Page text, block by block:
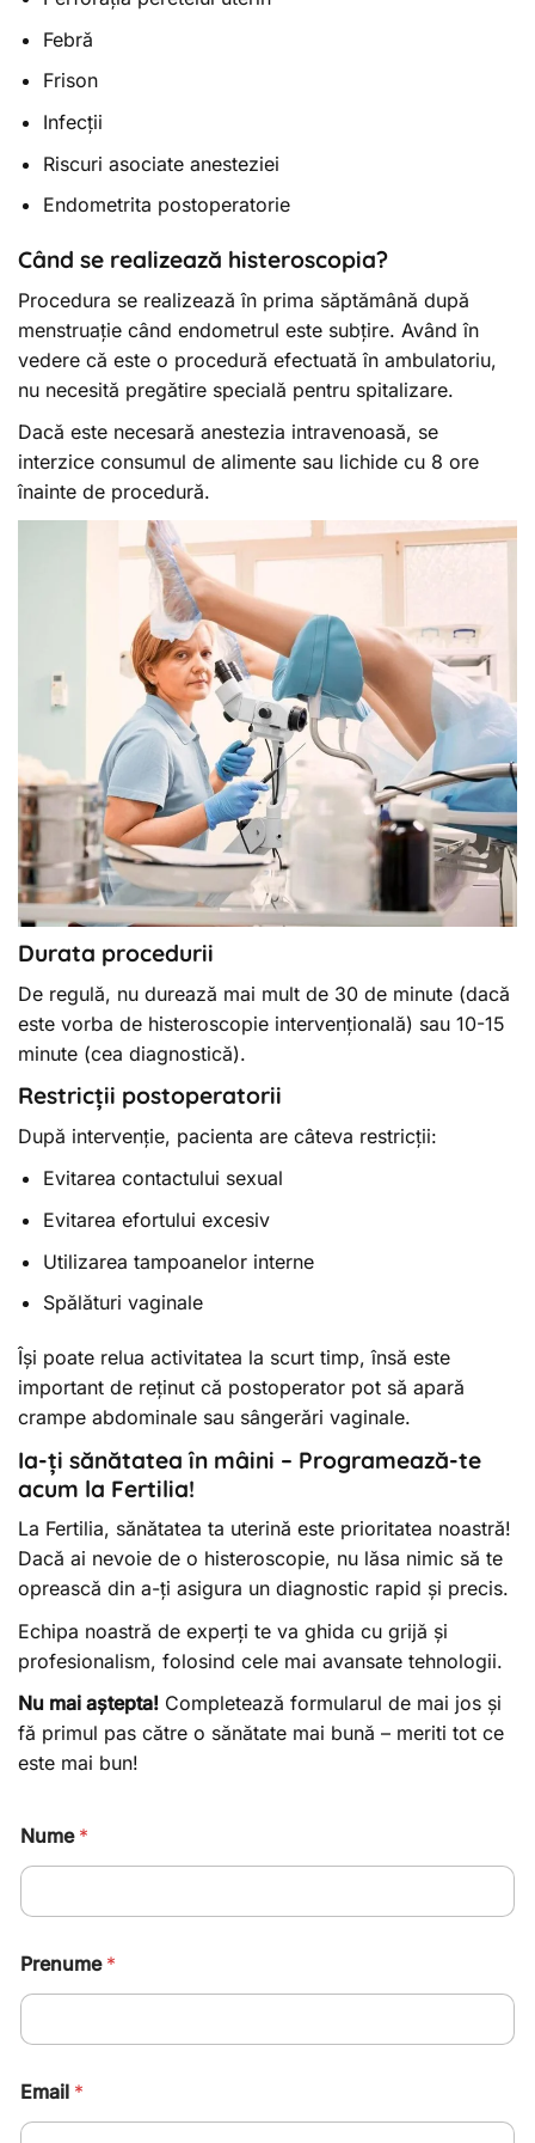
Febră
Frison
Infecții
Riscuri asociate anesteziei
Endometrita postoperatorie
Când se realizează histeroscopia?
Procedura se realizează în prima săptămână după
menstruație când endometrul este subțire. Având în
vedere că este o procedură efectuată în ambulatoriu,
nu necesită pregătire specială pentru spitalizare.
Dacă este necesară anestezia intravenoasă, se
interzice consumul de alimente sau lichide cu 8 ore
înainte de procedură.
Durata procedurii
De regulă, nu durează mai mult de 30 de minute (dacă
este vorba de histeroscopie intervențională) sau 10-15
minute (cea diagnostică).
Restricții postoperatorii
După intervenție, pacienta are câteva restricții:
Evitarea contactului sexual
Evitarea efortului excesiv
Utilizarea tampoanelor interne
Spălături vaginale
Își poate relua activitatea la scurt timp, însă este
important de reținut că postoperator pot să apară
crampe abdominale sau sângerări vaginale.
Ia-ți sănătatea în mâini – Programează-te
acum la Fertilia!
La Fertilia, sănătatea ta uterină este prioritatea noastră!
Dacă ai nevoie de o histeroscopie, nu lăsa nimic să te
oprească din a-ți asigura un diagnostic rapid și precis.
Echipa noastră de experți te va ghida cu grijă și
profesionalism, folosind cele mai avansate tehnologii.
Nu mai aștepta! Completează formularul de mai jos și
fă primul pas către o sănătate mai bună – meriti tot ce
este mai bun!
Nume *
Prenume *
Email *